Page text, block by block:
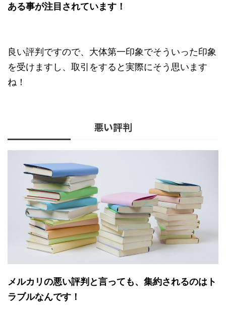
ある事が注目されています！
良い評判ですので、大体第一印象でそういった印象
を受けますし、取引をすると実際にそう思います
ね！
悪い評判
メルカリの悪い評判と言っても、集約されるのはト
ラブルなんです！